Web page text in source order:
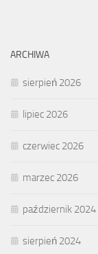
ARCHIWA
sierpień 2026
lipiec 2026
czerwiec 2026
marzec 2026
październik 2024
sierpień 2024